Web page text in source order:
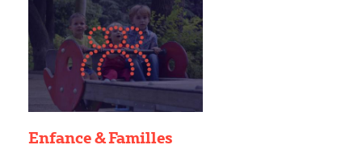
Enfance & Familles